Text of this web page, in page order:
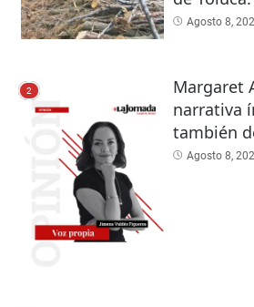
Agosto 8,
2
Margaret
narrativa
también
Agosto 8,